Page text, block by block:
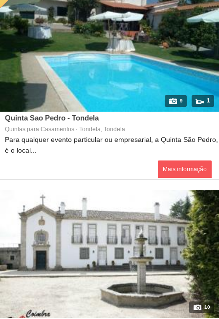
9 1
Quinta Sao Pedro - Tondela
Quintas para Casamentos · Tondela, Tondela
Para qualquer evento particular ou empresarial, a Quinta São Pedro,
é o local...
Mais informação
10